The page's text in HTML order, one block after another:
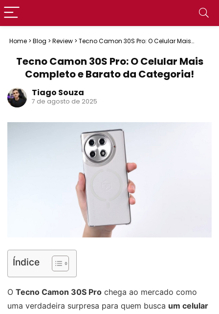
Home > Blog > Review > Tecno Camon 30S Pro: O Celular Mais
Tecno Camon 30S Pro: O Celular Mais
Completo e Barato da Categoria!
Tiago Souza
7 de agosto de 2025
Índice
O Tecno Camon 30S Pro chega ao mercado como
uma verdadeira surpresa para quem busca um celular